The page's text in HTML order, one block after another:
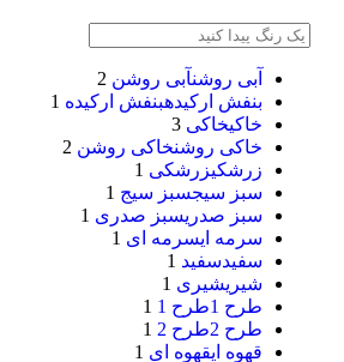
آبی روشنآبی روشن 2
بنفش ارکیدهبنفش ارکیده 1
خاکیخاکی 3
خاکی روشنخاکی روشن 2
زرشکیزرشکی 1
سبز سیجسبز سیج 1
سبز صدریسبز صدری 1
سرمه ایسرمه ای 1
سفیدسفید 1
شیریشیری 1
طرح 1 طرح 1
1
طرح 2 طرح 2
1
قهوه ایقهوه ای 1